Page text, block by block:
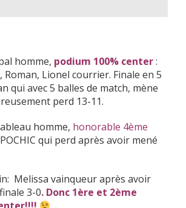
homme, podium 100% center:
Roman, Lionel courrier. Finale en 5
qui avec 5 balles de match, mène
perd 13-11.
homme, honorable 4ème
qui perd après avoir mené
Melissa vainqueur après avoir
3-0. Donc 1ère et 2ème